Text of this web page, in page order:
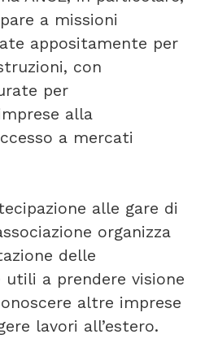
a missioni
appositamente per
con
per
alla
a mercati
alle gare di
organizza
delle
utili a prendere visione
altre imprese
lavori all’estero.